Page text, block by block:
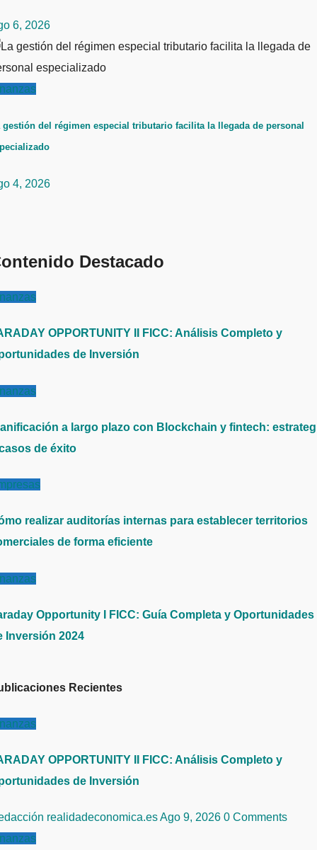
6, 2026
gestión del régimen especial tributario facilita la llegada de personal
4, 2026
Destacado
OPPORTUNITY II FICC: Análisis Completo y
de Inversión
a largo plazo con Blockchain y fintech:
de éxito
realizar auditorías internas para establecer territorios
de forma eficiente
Opportunity I FICC: Guía Completa y Oportunidades
Inversión 2024
Recientes
OPPORTUNITY II FICC: Análisis Completo y
de Inversión
realidadeconomica.esAgo 9, 2026 0 Comments